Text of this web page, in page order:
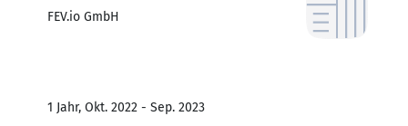
FEV.io GmbH
1 Jahr, Okt. 2022 - Sep. 2023